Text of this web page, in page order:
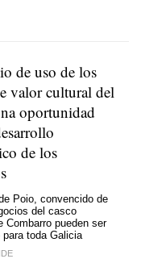
de uso de los
valor cultural del
oportunidad
de los
Poio, convencido de
del casco
Combarro pueden ser
para toda Galicia